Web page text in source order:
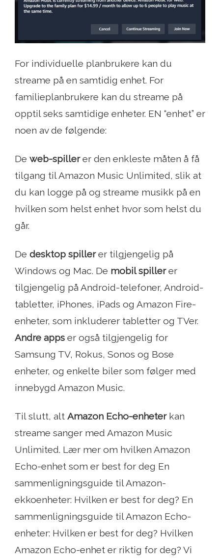
For individuelle planbrukere kan du
streame på en samtidig enhet. For
familieplanbrukere kan du streame på
opptil seks samtidige enheter. EN “enhet” er
noen av de følgende:
De web-spillerer den enkleste måten å få
tilgang til Amazon Music Unlimited, slik at
du kan logge på og streame musikk på en
hvilken som helst enhet hvor som helst du
går.
De desktop spillerer tilgjengelig på
Windows og Mac. De mobil spillerer
tilgjengelig på Android-telefoner, Android-
tabletter, iPhones, iPads og Amazon Fire-
enheter, som inkluderer tabletter og TVer.
Andre apps er også tilgjengelig for
Samsung TV, Rokus, Sonos og Bose
enheter, og enkelte biler som følger med
innebygd Amazon Music.
Til slutt, alt Amazon Echo-enheterkan
streame sanger med Amazon Music
Unlimited. Lær mer om hvilken Amazon
Echo-enhet som er best for deg En
sammenligningsguide til Amazon-
ekkoenheter: Hvilken er best for deg? En
sammenligningsguide til Amazon Echo-
enheter: Hvilken er best for deg? Hvilken
Amazon Echo-enhet er riktig for deg? Vi